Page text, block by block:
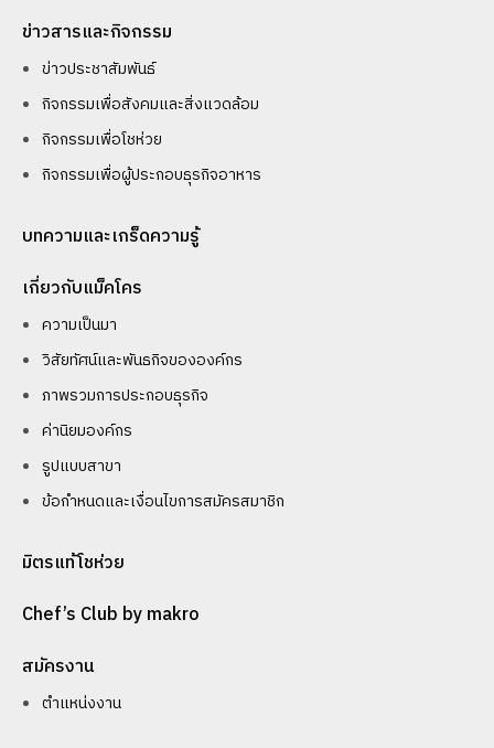
ข่าวสารและกิจกรรม
ข่าวประชาสัมพันธ์
กิจกรรมเพื่อสังคมและสิ่งแวดล้อม
กิจกรรมเพื่อโชห่วย
กิจกรรมเพื่อผู้ประกอบธุรกิจอาหาร
บทความและเกร็ดความรู้
เกี่ยวกับแม็คโคร
ความเป็นมา
วิสัยทัศน์และพันธกิจขององค์กร
ภาพรวมการประกอบธุรกิจ
ค่านิยมองค์กร
รูปแบบสาขา
ข้อกำหนดและเงื่อนไขการสมัครสมาชิก
มิตรแท้โชห่วย
Chef’s Club by makro
สมัครงาน
ตำแหน่งงาน